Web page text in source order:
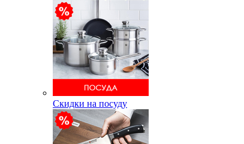
Скидки на посуду